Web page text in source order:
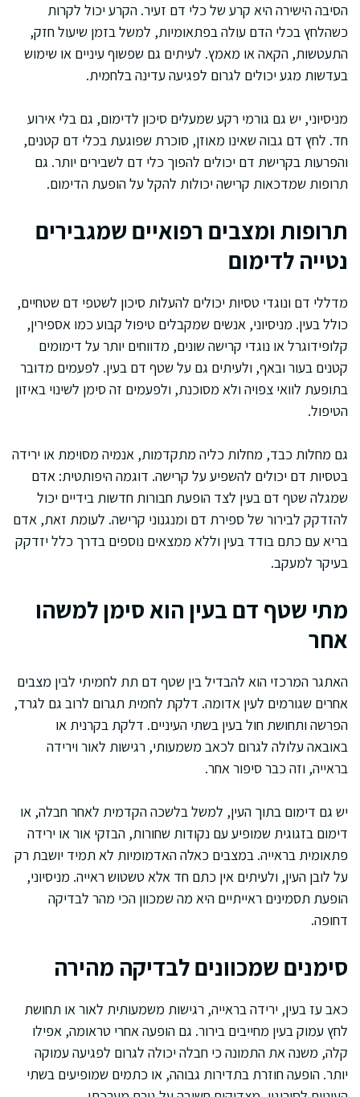
הסיבה הישירה היא קרע של כלי דם זעיר. הקרע יכול לקרות
כשהלחץ בכלי הדם עולה בפתאומיות, למשל בזמן שיעול חזק,
התעטשות, הקאה או מאמץ. לעיתים גם שפשוף עיניים או שימוש
בעדשות מגע יכולים לגרום לפגיעה עדינה בלחמית.
מניסיוני, יש גם גורמי רקע שמעלים סיכון לדימום, גם בלי אירוע
חד. לחץ דם גבוה שאינו מאוזן, סוכרת שפוגעת בכלי דם קטנים,
והפרעות בקרישת דם יכולים להפוך כלי דם לשבירים יותר. גם
תרופות שמדכאות קרישה יכולות להקל על הופעת הדימום.
תרופות ומצבים רפואיים שמגבירים
נטייה לדימום
מדללי דם ונוגדי טסיות יכולים להעלות סיכון לשטפי דם שטחיים,
כולל בעין. מניסיוני, אנשים שמקבלים טיפול קבוע כמו אספירין,
קלופידוגרל או נוגדי קרישה שונים, מדווחים יותר על דימומים
קטנים בעור ובאף, ולעיתים גם על שטף דם בעין. לפעמים מדובר
בתופעת לוואי צפויה ולא מסוכנת, ולפעמים זה סימן לשינוי באיזון
הטיפול.
גם מחלות כבד, מחלות כליה מתקדמות, אנמיה מסוימת או ירידה
בטסיות דם יכולים להשפיע על קרישה. דוגמה היפותטית: אדם
שמגלה שטף דם בעין לצד הופעת חבורות חדשות בידיים יכול
להזדקק לבירור של ספירת דם ומנגנוני קרישה. לעומת זאת, אדם
בריא עם כתם בודד בעין וללא ממצאים נוספים בדרך כלל יזדקק
בעיקר למעקב.
מתי שטף דם בעין הוא סימן למשהו
אחר
האתגר המרכזי הוא להבדיל בין שטף דם תת לחמיתי לבין מצבים
אחרים שגורמים לעין אדומה. דלקת לחמית תגרום לרוב גם לגרד,
הפרשה ותחושת חול בעין בשתי העיניים. דלקת בקרנית או
באובאה עלולה לגרום לכאב משמעותי, רגישות לאור וירידה
בראייה, וזה כבר סיפור אחר.
יש גם דימום בתוך העין, למשל בלשכה הקדמית לאחר חבלה, או
דימום בזגוגית שמופיע עם נקודות שחורות, הבזקי אור או ירידה
פתאומית בראייה. במצבים כאלה האדמומיות לא תמיד יושבת רק
על לובן העין, ולעיתים אין כתם חד אלא טשטוש ראייה. מניסיוני,
הופעת תסמינים ראייתיים היא מה שמכוון הכי מהר לבדיקה
דחופה.
סימנים שמכוונים לבדיקה מהירה
כאב עז בעין, ירידה בראייה, רגישות משמעותית לאור או תחושת
לחץ עמוק בעין מחייבים בירור. גם הופעה אחרי טראומה, אפילו
קלה, משנה את התמונה כי חבלה יכולה לגרום לפגיעה עמוקה
יותר. הופעה חוזרת בתדירות גבוהה, או כתמים שמופיעים בשתי